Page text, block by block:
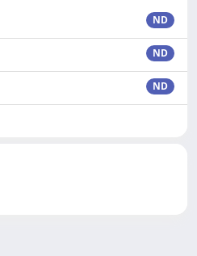
ND
ND
ND